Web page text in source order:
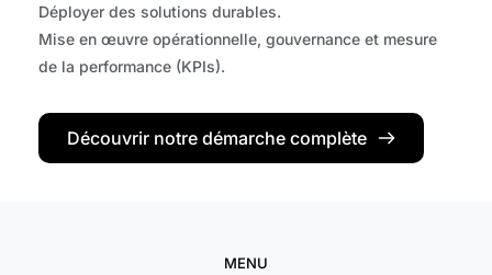
Déployer des solutions durables.
Mise en œuvre opérationnelle, gouvernance et mesure
de la performance (KPIs).
Découvrir notre démarche complète
MENU